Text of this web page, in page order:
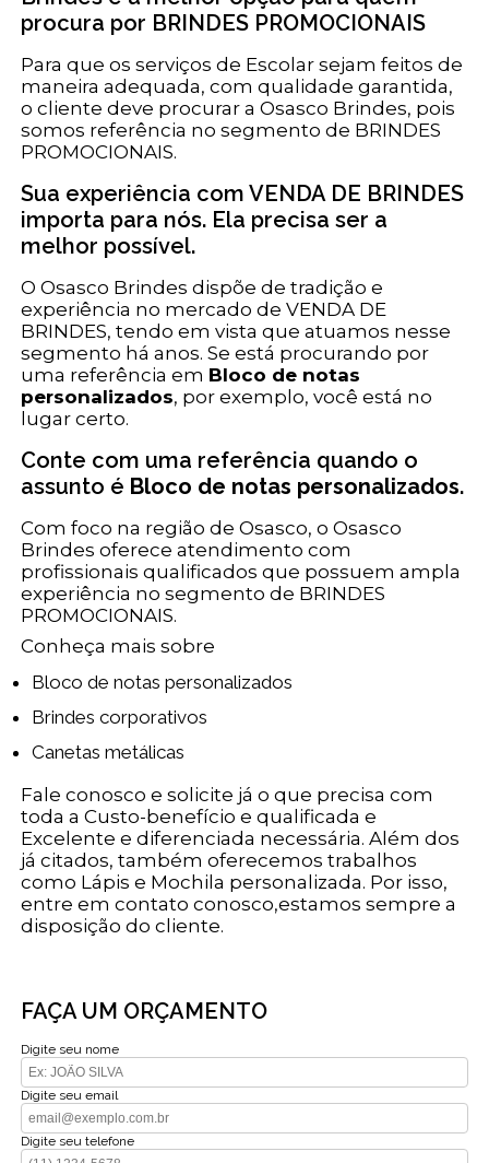
procura por BRINDES PROMOCIONAIS
Para que os serviços de Escolar sejam feitos de
maneira adequada, com qualidade garantida,
o cliente deve procurar a Osasco Brindes, pois
somos referência no segmento de BRINDES
PROMOCIONAIS.
Sua experiência com VENDA DE BRINDES
importa para nós. Ela precisa ser a
melhor possível.
O Osasco Brindes dispõe de tradição e
experiência no mercado de VENDA DE
BRINDES, tendo em vista que atuamos nesse
segmento há anos. Se está procurando por
uma referência em Bloco de notas
personalizados, por exemplo, você está no
lugar certo.
Conte com uma referência quando o
assunto é Bloco de notas personalizados.
Com foco na região de Osasco, o Osasco
Brindes oferece atendimento com
profissionais qualificados que possuem ampla
experiência no segmento de BRINDES
PROMOCIONAIS.
Conheça mais sobre
Bloco de notas personalizados
Brindes corporativos
Canetas metálicas
Fale conosco e solicite já o que precisa com
toda a Custo-benefício e qualificada e
Excelente e diferenciada necessária. Além dos
já citados, também oferecemos trabalhos
como Lápis e Mochila personalizada. Por isso,
entre em contato conosco,estamos sempre a
disposição do cliente.
FAÇA UM ORÇAMENTO
Digite seu nome
Digite seu email
Digite seu telefone